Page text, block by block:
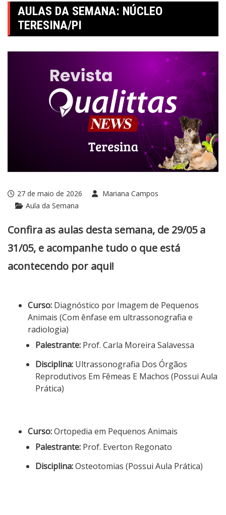
AULAS DA SEMANA: NÚCLEO
TERESINA/PI
27 de maio de 2026
Mariana Campos
Aula da Semana
Confira as aulas desta semana, de 29/05 a
31/05, e acompanhe tudo o que está
acontecendo por aqui!
Curso: Diagnóstico por Imagem de Pequenos
Animais (Com ênfase em ultrassonografia e
radiologia)
Palestrante: Prof. Carla Moreira Salavessa
Disciplina: Ultrassonografia Dos Órgãos
Reprodutivos Em Fêmeas E Machos (Possui Aula
Prática)
Curso:Ortopedia em Pequenos Animais
Palestrante: Prof. Everton Regonato
Disciplina:Osteotomias (Possui Aula Prática)